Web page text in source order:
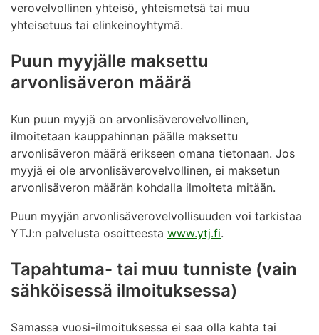
verovelvollinen yhteisö, yhteismetsä tai muu
yhteisetuus tai elinkeinoyhtymä.
Puun myyjälle maksettu
arvonlisäveron määrä
Kun puun myyjä on arvonlisäverovelvollinen,
ilmoitetaan kauppahinnan päälle maksettu
arvonlisäveron määrä erikseen omana tietonaan. Jos
myyjä ei ole arvonlisäverovelvollinen, ei maksetun
arvonlisäveron määrän kohdalla ilmoiteta mitään.
Puun myyjän arvonlisäverovelvollisuuden voi tarkistaa
YTJ:n palvelusta osoitteesta www.ytj.fi.
Tapahtuma- tai muu tunniste (vain
sähköisessä ilmoituksessa)
Samassa vuosi-ilmoituksessa ei saa olla kahta tai